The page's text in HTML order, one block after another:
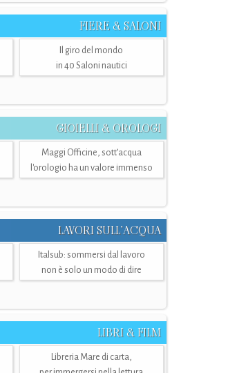
FIERE & SALONI
Il giro del mondo
in 40 Saloni nautici
GIOIELLI & OROLOGI
Maggi Officine, sott’acqua
l'orologio ha un valore immenso
LAVORI SULL’ACQUA
Italsub: sommersi dal lavoro
non è solo un modo di dire
LIBRI & FILM
Libreria Mare di carta,